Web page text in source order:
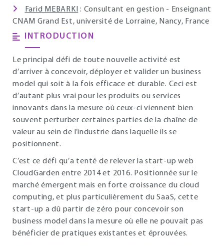
Farid MEBARKI : Consultant en gestion - Enseignant
CNAM Grand Est, université de Lorraine, Nancy, France
INTRODUCTION
Le principal défi de toute nouvelle activité est
d’arriver à concevoir, déployer et valider un business
model qui soit à la fois efficace et durable. Ceci est
d’autant plus vrai pour les produits ou services
innovants dans la mesure où ceux-ci viennent bien
souvent perturber certaines parties de la chaîne de
valeur au sein de l’industrie dans laquelle ils se
positionnent.
C’est ce défi qu’a tenté de relever la start-up web
CloudGarden entre 2014 et 2016. Positionnée sur le
marché émergent mais en forte croissance du cloud
computing, et plus particulièrement du SaaS, cette
start-up a dû partir de zéro pour concevoir son
business model dans la mesure où elle ne pouvait pas
bénéficier de pratiques existantes et éprouvées.